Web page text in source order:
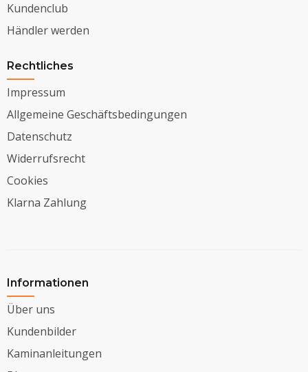
Kundenclub
Händler werden
Rechtliches
Impressum
Allgemeine Geschäftsbedingungen
Datenschutz
Widerrufsrecht
Cookies
Klarna Zahlung
Informationen
Über uns
Kundenbilder
Kaminanleitungen